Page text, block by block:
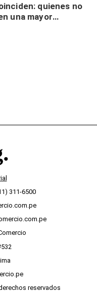
quienes no
una mayor
y no es por
311-6500
reservados